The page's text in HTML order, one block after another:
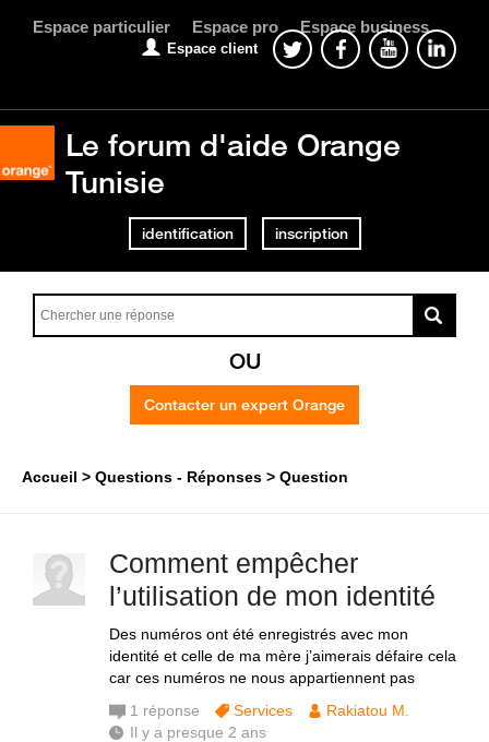
Espace particulier Espace pro Espace business
Espace client
Le forum d'aide Orange
Tunisie
identification inscription
OU
Contacter un expert Orange
Accueil Questions - Réponses Question
Comment empêcher
l’utilisation de mon identité
Des numéros ont été enregistrés avec mon
identité et celle de ma mère j’aimerais défaire cela
car ces numéros ne nous appartiennent pas
1 réponse Services
Rakiatou M.
Il y a presque 2 ans